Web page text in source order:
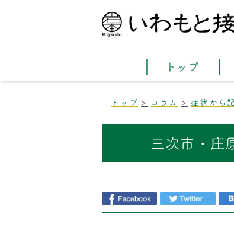
トップ
トップ コラム 症状から
三次市・庄